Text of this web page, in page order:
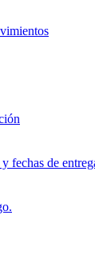
fechas de